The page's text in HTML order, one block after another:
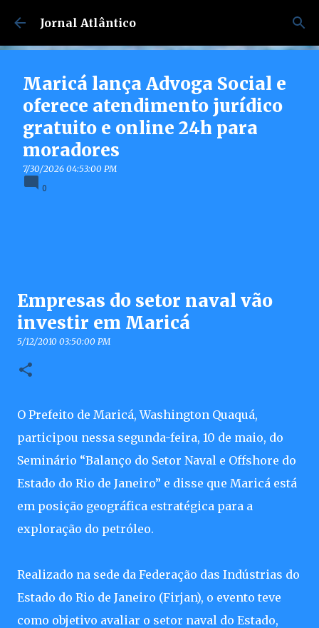
Pular para o conteúdo principal
Jornal Atlântico
Maricá lança Advoga Social e
oferece atendimento jurídico
gratuito e online 24h para
moradores
7/30/2026 04:53:00 PM
0
Empresas do setor naval vão
investir em Maricá
5/12/2010 03:50:00 PM
O Prefeito de Maricá, Washington Quaquá,
participou nessa segunda-feira, 10 de maio, do
Seminário “Balanço do Setor Naval e Offshore do
Estado do Rio de Janeiro” e disse que Maricá está
em posição geográfica estratégica para a
exploração do petróleo.
Realizado na sede da Federação das Indústrias do
Estado do Rio de Janeiro (Firjan), o evento teve
como objetivo avaliar o setor naval do Estado,